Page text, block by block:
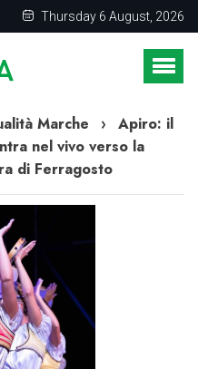
Thursday 6 August, 2026
Marche ›
Apiro: il
nel vivo verso la
di Ferragosto